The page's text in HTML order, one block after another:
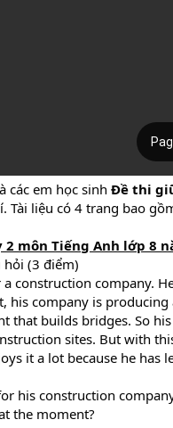
các em học sinh Đề thi
liệu có 4 trang bao
môn Tiếng Anh lớp 8
(3 điểm)
construction company.
his company is
that builds bridges. So
sites. But with
it a lot because he has
his construction
the moment?